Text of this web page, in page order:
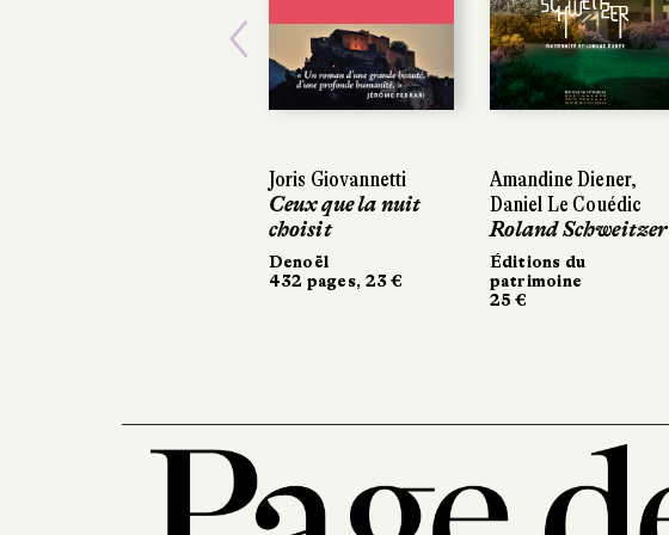
Joris Giovannetti
Ceux que la nuit
choisit
Denoël
432 pages, 23 €
Amandine Diener,
Daniel Le Couédic
Roland Schweitzer
Éditions du
patrimoine
25 €
Previous